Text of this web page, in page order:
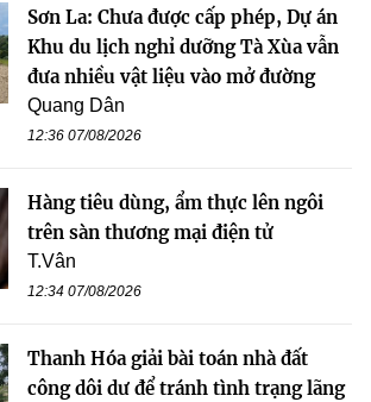
Sơn La: Chưa được cấp phép, Dự án
Khu du lịch nghỉ dưỡng Tà Xùa vẫn
đưa nhiều vật liệu vào mở đường
Quang Dân
12:36 07/08/2026
Hàng tiêu dùng, ẩm thực lên ngôi
trên sàn thương mại điện tử
T.Vân
12:34 07/08/2026
Thanh Hóa giải bài toán nhà đất
công dôi dư để tránh tình trạng lãng